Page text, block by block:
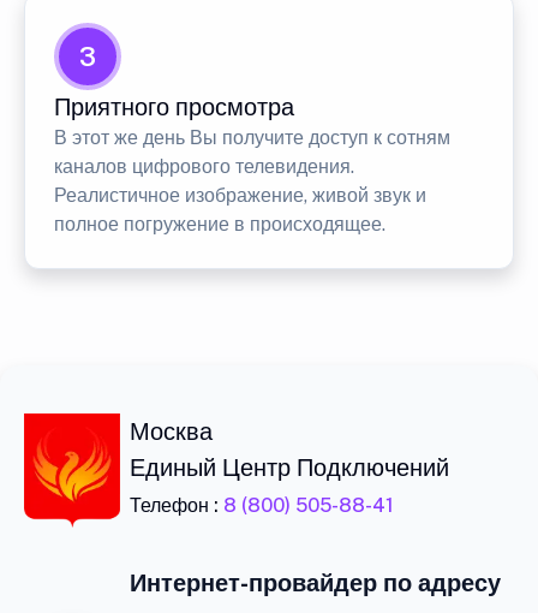
3
Приятного просмотра
В этот же день Вы получите доступ к сотням
каналов цифрового телевидения.
Реалистичное изображение, живой звук и
полное погружение в происходящее.
Москва
Единый Центр Подключений
Телефон : 8 (800) 505-88-41
Интернет-провайдер по адресу